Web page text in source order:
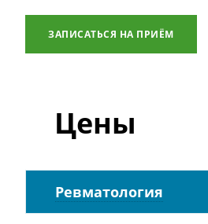
ЗАПИСАТЬСЯ НА ПРИЁМ
Цены
Ревматология